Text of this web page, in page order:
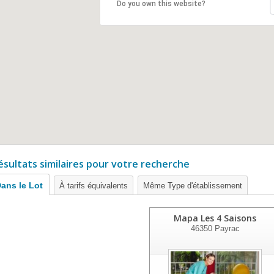
Do you own this website?
similaires pour votre recherche
le Lot À tarifs équivalents Même Type d'établissement
Mapa Les 4 Saisons
46350Payrac